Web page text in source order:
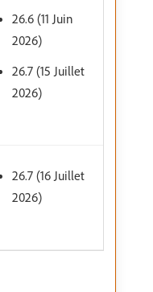
26.6 (11 Juin
2026)
26.7 (15 Juillet
2026)
26.7 (16 Juillet
2026)